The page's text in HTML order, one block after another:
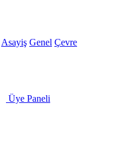
Asayiş Genel Çevre
Üye Paneli